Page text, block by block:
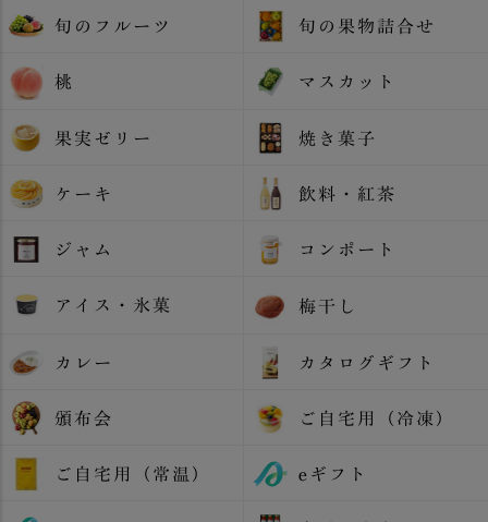
旬のフルーツ 旬の果物詰合せ
桃 マスカット
果実ゼリー 焼き菓子
ケーキ 飲料・紅茶
ジャム コンポート
アイス・氷菓 梅干し
カレー カタログギフト
頒布会 ご自宅用（冷凍）
ご自宅用（常温） eギフト